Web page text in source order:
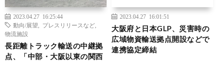
2023.04.27 16:25:44
動向/展望
プレスリリースなど
物流施設
長距離トラック輸送の中継拠
点、「中部・大阪以東の関西
2023.04.27 16:01:51
大阪府と日本GLP、災害時の
広域物資輸送拠点開設などで
連携協定締結